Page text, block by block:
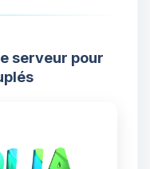
serveur pour